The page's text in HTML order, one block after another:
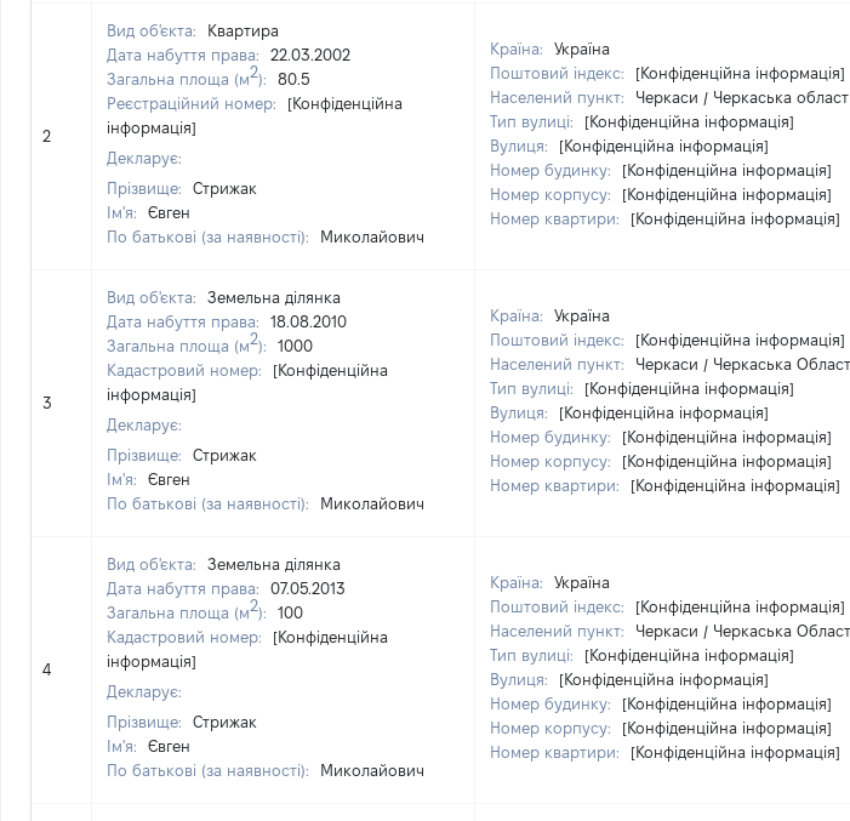
2
Вид об'єкта:
Квартира
Дата набуття права:
22.03.2002
Загальна площа (м2):
80.5
Реєстраційний номер:
[Конфіденційна
інформація]
Декларує:
Прізвище:
Стрижак
Ім'я:
Євген
По батькові (за наявності):
Миколайович
Країна:
Україна
Поштовий індекс:
[Конфіденційна інформація]
Населений пункт:
Черкаси / Черкаська
Тип вулиці:
[Конфіденційна інформація]
Вулиця:
[Конфіденційна інформація]
Номер будинку:
[Конфіденційна інформація]
Номер корпусу:
[Конфіденційна інформація]
Номер квартири:
[Конфіденційна інформація]
3
Вид об'єкта:
Земельна ділянка
Дата набуття права:
18.08.2010
Загальна площа (м2):
1000
Кадастровий номер:
[Конфіденційна
інформація]
Декларує:
Прізвище:
Стрижак
Ім'я:
Євген
По батькові (за наявності):
Миколайович
Країна:
Україна
Поштовий індекс:
[Конфіденційна інформація]
Населений пункт:
Черкаси / Черкаська
Тип вулиці:
[Конфіденційна інформація]
Вулиця:
[Конфіденційна інформація]
Номер будинку:
[Конфіденційна інформація]
Номер корпусу:
[Конфіденційна інформація]
Номер квартири:
[Конфіденційна інформація]
4
Вид об'єкта:
Земельна ділянка
Дата набуття права:
07.05.2013
Загальна площа (м2):
100
Кадастровий номер:
[Конфіденційна
інформація]
Декларує:
Прізвище:
Стрижак
Ім'я:
Євген
По батькові (за наявності):
Миколайович
Країна:
Україна
Поштовий індекс:
[Конфіденційна інформація]
Населений пункт:
Черкаси / Черкаська
Тип вулиці:
[Конфіденційна інформація]
Вулиця:
[Конфіденційна інформація]
Номер будинку:
[Конфіденційна інформація]
Номер корпусу:
[Конфіденційна інформація]
Номер квартири:
[Конфіденційна інформація]